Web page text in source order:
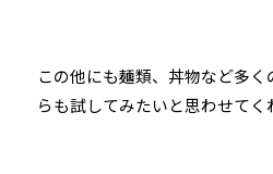
この他にも麺類、丼物など多
らも試してみたいと思わせてく